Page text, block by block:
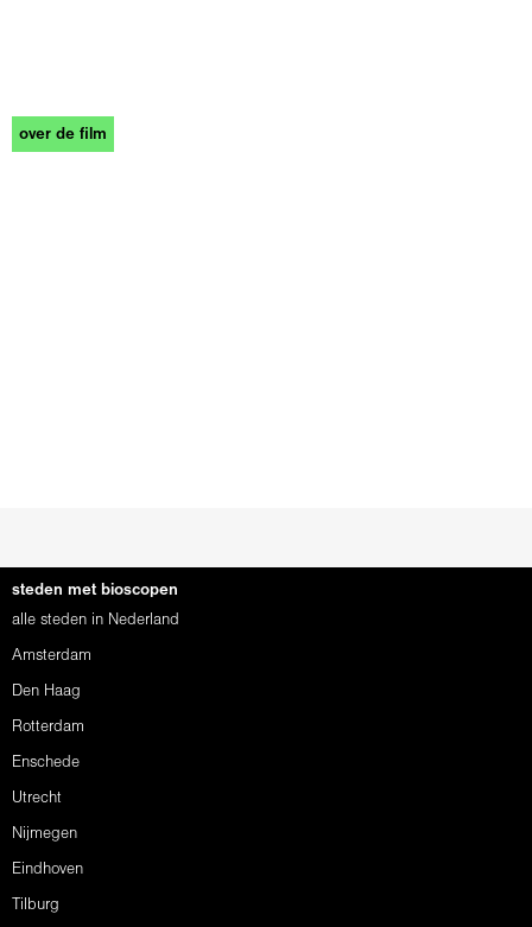
over de film
steden met bioscopen
alle steden in Nederland
Amsterdam
Den Haag
Rotterdam
Enschede
Utrecht
Nijmegen
Eindhoven
Tilburg